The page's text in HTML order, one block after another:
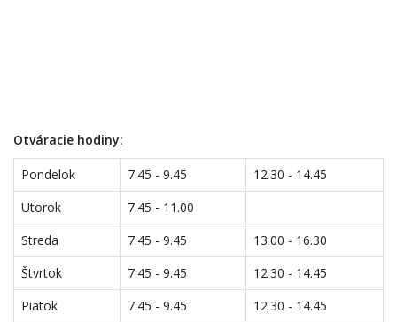
Otváracie hodiny:
Pondelok 7.45 - 9.45
12.30 - 14.45
Utorok
7.45 - 11.00
Streda
7.45 - 9.45
13.00 - 16.30
Štvrtok
7.45 - 9.45
12.30 - 14.45
Piatok
7.45 - 9.45
12.30 - 14.45